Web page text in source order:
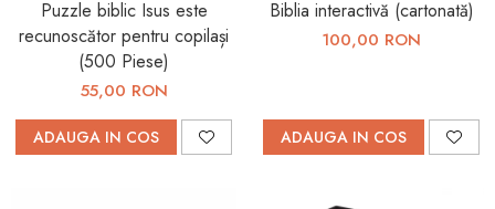
Puzzle biblic Isus este
recunoscător pentru copilași
(500 Piese)
55,00 RON
ADAUGA IN COS
Biblia interactivă (cartonată)
100,00 RON
ADAUGA IN COS